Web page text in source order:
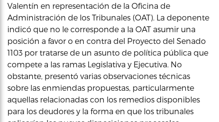
Valentín en representación de la Oficina de
Administración de los Tribunales (OAT). La deponente
indicó que no le corresponde a la OAT asumir una
posición a favor o en contra del Proyecto del Senado
1103 por tratarse de un asunto de política pública que
compete a las ramas Legislativa y Ejecutiva. No
obstante, presentó varias observaciones técnicas
sobre las enmiendas propuestas, particularmente
aquellas relacionadas con los remedios disponibles
para los deudores y la forma en que los tribunales